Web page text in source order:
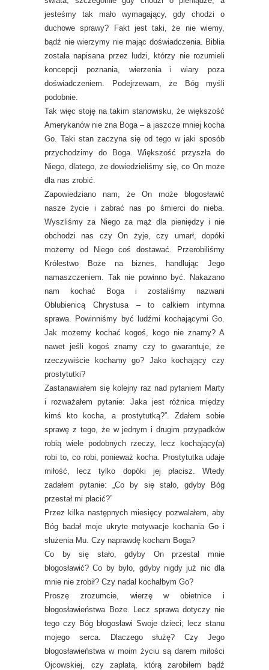
jesteśmy tak mało wymagający, gdy chodzi o
duchowe sprawy? Fakt jest taki, że nie wiemy,
bądź nie wierzymy nie mając doświadczenia. Biblia
została napisana przez ludzi, którzy nie rozumieli
koncepcji poznania, wierzenia i wiary poza
doświadczeniem. Podejrzewam, że Bóg myśli
podobnie.
Tak więc stoję na takim stanowisku, że większość
Amerykanów nie zna Boga – a jaszcze mniej kocha
Go. Taki stan zaczyna się od tego w jaki sposób
przychodzimy do Boga. Większość przyszła do
Niego, dlatego, że dowiedzieliśmy się, co On może
dla nas zrobić.
Zapowiedziano nam, że On może błogosławić
nasze życie i zabrać nas po śmierci do nieba.
Wyszliśmy za Niego za mąż dla pieniędzy i nie
obchodzi nas czy On żyje, czy umarł, dopóki
możemy od Niego coś dostawać. Przerobiliśmy
Królestwo Boże na biznes, handlując Jego
namaszczeniem. Tak nie powinno być. Nakazano
nam kochać Boga i zostaliśmy nazwani
Oblubienicą Chrystusa – to całkiem intymna
sprawa. Powinniśmy być ludźmi kochającymi Go.
Jak możemy kochać kogoś, kogo nie znamy? A
nawet jeśli kogoś znamy czy to gwarantuje, że
rzeczywiście kochamy go? Jako kochający czy
prostytutki?
Zastanawiałem się kolejny raz nad pytaniem Marty
i rozważałem pytanie: Jaka jest różnica między
kimś kto kocha, a prostytutką?”. Zdałem sobie
sprawę z tego, że w jednym i drugim przypadków
robią wiele podobnych rzeczy, lecz kochający(a)
robi to, co robi, ponieważ kocha. Prostytutka udaje
miłość, lecz tylko dopóki jej płacisz. Wtedy
zadałem pytanie: „Co by się stało, gdyby Bóg
przestał mi płacić?”
Przez kilka następnych miesięcy pozwalałem, aby
Bóg badał moje ukryte motywacje kochania Go i
służenia Mu. Czy naprawdę kocham Boga?
Co by się stało, gdyby On przestał mnie
błogosławić? Co by było, gdyby nigdy już nic dla
mnie nie zrobił? Czy nadal kochałbym Go?
Proszę zrozumcie, wierzę w obietnice i
błogosławieństwa Boże. Lecz sprawa dotyczy nie
tego czy Bóg błogosławi Swoje dzieci; lecz stanu
mojego serca. Dlaczego służę? Czy Jego
błogosławieństwa w moim życiu są darem miłości
Ojcowskiej, czy zapłatą, którą zarobiłem bądź